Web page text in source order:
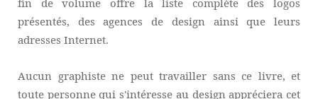
fin de volume offre la liste complète des logos
présentés, des agences de design ainsi que leurs
adresses Internet.
Aucun graphiste ne peut travailler sans ce livre, et
toute personne qui s'intéresse au design appréciera cet